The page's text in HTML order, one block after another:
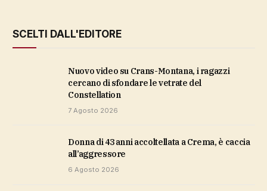
SCELTI DALL'EDITORE
Nuovo video su Crans-Montana, i ragazzi
cercano di sfondare le vetrate del
Constellation
7 Agosto 2026
Donna di 43 anni accoltellata a Crema, è caccia
all’aggressore
6 Agosto 2026